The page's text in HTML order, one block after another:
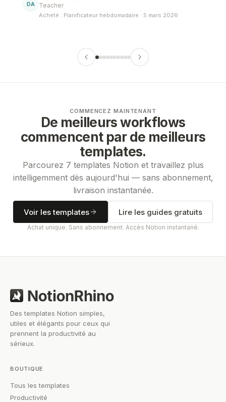
DA Teacher
Acheté : Planificateur hebdomadaire · 5 mars 2026
COMMENCEZ MAINTENANT
De meilleurs workflows
commencent par de meilleurs
templates.
Parcourez 7 templates Notion et travaillez plus
intelligemment dès aujourd'hui — sans abonnement,
livraison instantanée.
Voir les templates Lire les guides gratuits
Achat unique. Sans abonnement. Accès Notion instantané.
Des templates Notion simples,
utiles et élégants pour ceux qui
prennent la productivité au
sérieux.
BOUTIQUE
Tous les templates
Productivité